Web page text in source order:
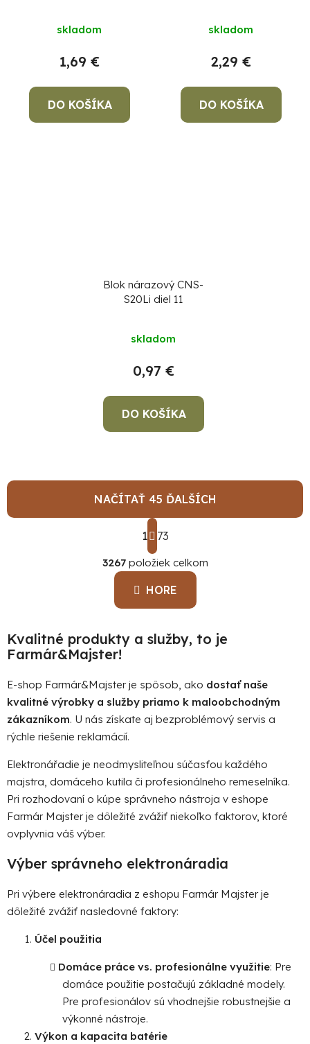
skladom
1,69 €
DO KOŠÍKA
skladom
2,29 €
DO KOŠÍKA
Blok nárazový CNS-
S20Li diel 11
skladom
0,97 €
DO KOŠÍKA
O
v
l
á
d
c
p
r
v
v
ý
p
i
s
NAČÍTAŤ 45 ĎALŠÍCH
S
t
r
á
n
k
n
1 73
3267položiek celkom
HORE
Kvalitné produkty a služby, to je
Farmár&Majster!
E-shop Farmár&Majster je spôsob, ako dostať naše
kvalitné výrobky a služby priamo k maloobchodným
zákazníkom. U nás získate aj bezproblémový servis a
rýchle riešenie reklamácií.
Elektronářadie je neodmysliteľnou súčasťou každého
majstra, domáceho kutila či profesionálneho remeselníka.
Pri rozhodovaní o kúpe správneho nástroja v eshope
Farmár Majster je dôležité zvážiť niekoľko faktorov, ktoré
ovplyvnia váš výber.
Výber správneho elektronáradia
Pri výbere elektronáradia z eshopu Farmár Majster je
dôležité zvážiť nasledovné faktory:
Účel použitia
Domáce práce vs. profesionálne využitie: Pre
domáce použitie postačujú základné modely.
Pre profesionálov sú vhodnejšie robustnejšie a
výkonné nástroje.
Výkon a kapacita batérie